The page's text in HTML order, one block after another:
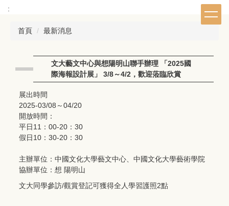
跳:
首頁 最新消息
文大藝文中心與想陽明山聯手辦理 「2025國
際海報設計展」 3/8～4/2，歡迎蒞臨欣賞
展出時間
2025-03/08～04/20
開放時間：
平日11：00-20：30
假日10：30-20：30
主辦單位：中國文化大學藝文中心、中國文化大學藝術學院
協辦單位：想 陽明山
文大同學參訪/觀賞登記可獲得全人學習護照2點